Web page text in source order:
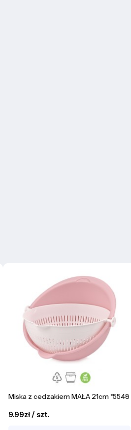
Miska z cedzakiem MAŁA 21cm *5548
9.99zł / szt.